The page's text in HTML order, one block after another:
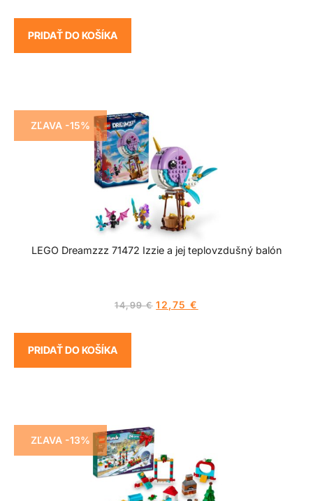
PRIDAŤ DO KOŠÍKA
ZĽAVA -15%
LEGO Dreamzzz 71472 Izzie a jej teplovzdušný balón
14,99€ 12,75€
PRIDAŤ DO KOŠÍKA
ZĽAVA -13%